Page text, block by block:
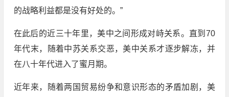
的战略利益都是没有好处的。”
在此后的近三十年里，美中之间形成对峙关系。直到70
年代末，随着中苏关系交恶，美中关系才逐步解冻，并
在八十年代进入了蜜月期。
近年来，随着两国贸易纷争和意识形态的矛盾加剧，美